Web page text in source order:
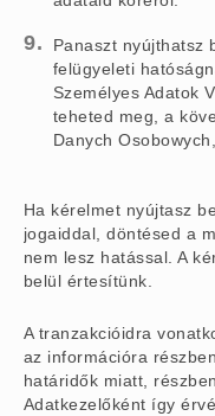
Panaszt nyújthatsz
felügyeleti
Személyes Adatok
teheted meg, a
Danych
Ha kérelmet nyújtasz
jogaiddal, döntésed a
nem lesz hatással. A
belül értesítünk.
A tranzakcióidra
az információra
határidők miatt,
Adatkezelőként így